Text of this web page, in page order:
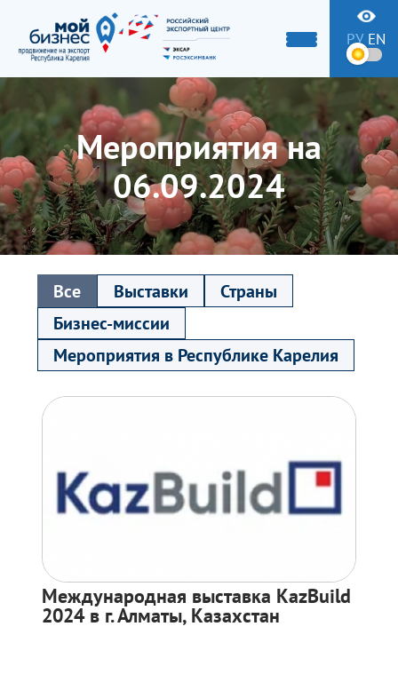
РУ EN
Мероприятия на
06.09.2024
Все Выставки
Страны
Бизнес-миссии
Мероприятия в Республике Карелия
Международная выставка KazBuild
2024 в г. Алматы, Казахстан